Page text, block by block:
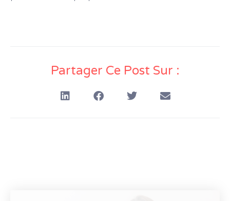
Partager Ce Post Sur :